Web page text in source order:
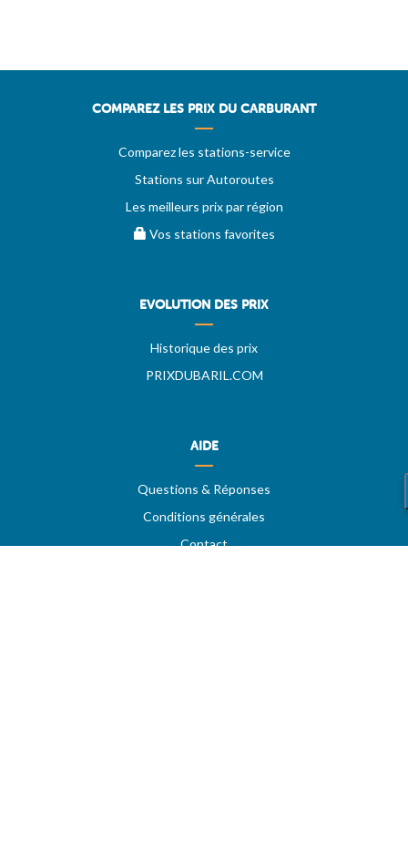
COMPAREZ LES PRIX DU CARBURANT
Comparez les stations-service
Stations sur Autoroutes
Les meilleurs prix par région
Vos stations favorites
EVOLUTION DES PRIX
Historique des prix
PRIXDUBARIL.COM
AIDE
Questions & Réponses
Conditions générales
Contact